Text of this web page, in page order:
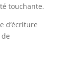
touchante.
d’écriture